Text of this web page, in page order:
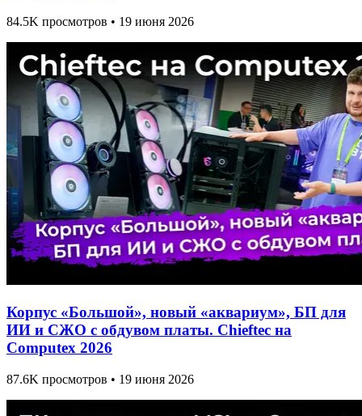
84.5K просмотров • 19 июня 2026
Корпус «Большой», новый «аквариум», БП для
ИИ и СЖО с обдувом платы. Chieftec на
Computex 2026
87.6K просмотров • 19 июня 2026